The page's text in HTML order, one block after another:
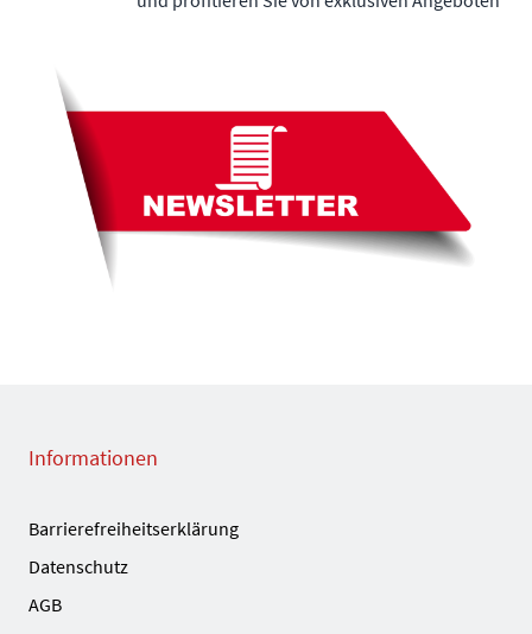
Informationen
Barrierefreiheitserklärung
Datenschutz
AGB